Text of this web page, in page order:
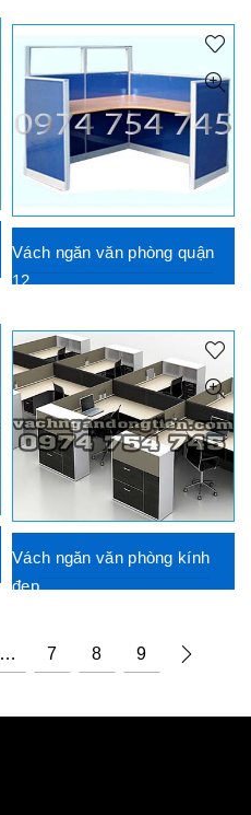
Vách ngăn văn phòng quận
12
Vách ngăn văn phòng kính
đẹp
… 7 8 9